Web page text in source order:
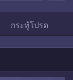
กระทู้โปรด